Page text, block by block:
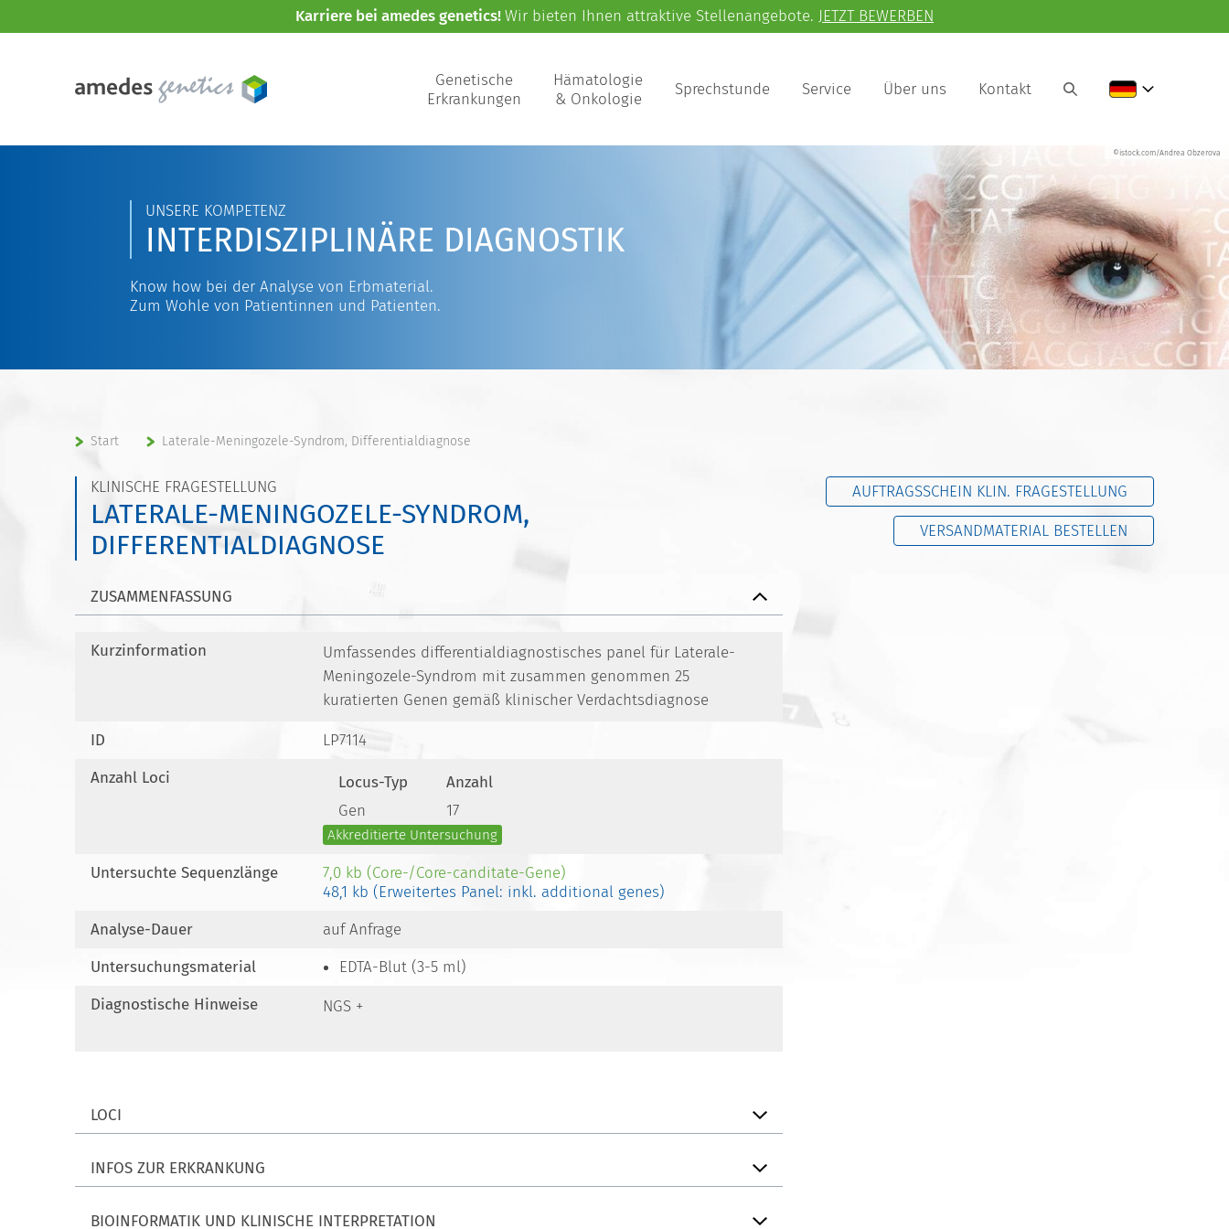
Karriere bei amedes genetics!Wir bieten Ihnen attraktive Stellenangebote. JETZT BEWERBEN
Genetische
Erkrankungen
Hämatologie
& Onkologie
Sprechstunde Service Über uns Kontakt
©istock.com/Andrea Obzerova
UNSERE KOMPETENZ
INTERDISZIPLINÄRE DIAGNOSTIK
Know how bei der Analyse von Erbmaterial.
Zum Wohle von Patientinnen und Patienten.
Start Laterale-Meningozele-Syndrom, Differentialdiagnose
KLINISCHE FRAGESTELLUNG
LATERALE-MENINGOZELE-SYNDROM,
DIFFERENTIALDIAGNOSE
AUFTRAGSSCHEIN KLIN. FRAGESTELLUNG
VERSANDMATERIAL BESTELLEN
ZUSAMMENFASSUNG
Kurzinformation
Umfassendes differentialdiagnostisches panel für Laterale-
Meningozele-Syndrom mit zusammen genommen 25
kuratierten Genen gemäß klinischer Verdachtsdiagnose
ID
LP7114
Anzahl Loci
Locus-Typ
Anzahl
Gen
17
Akkreditierte Untersuchung
Untersuchte Sequenzlänge
7,0 kb (Core-/Core-canditate-Gene)
48,1 kb (Erweitertes Panel: inkl. additional genes)
Analyse-Dauer
auf Anfrage
Untersuchungsmaterial
EDTA-Blut (3-5 ml)
Diagnostische Hinweise
NGS +
LOCI
INFOS ZUR ERKRANKUNG
BIOINFORMATIK UND KLINISCHE INTERPRETATION